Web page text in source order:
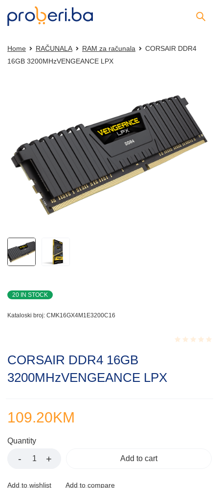
Home RAČUNALA RAM za računala
CORSAIR DDR4
16GB 3200MHzVENGEANCE LPX
20 IN STOCK
Kataloski broj: CMK16GX4M1E3200C16
CORSAIR DDR4 16GB
3200MHzVENGEANCE LPX
109.20KM
Quantity
Add to cart